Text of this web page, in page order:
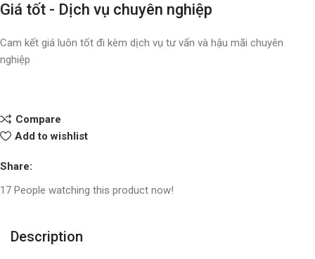
Giá tốt - Dịch vụ chuyên nghiệp
Cam kết giá luôn tốt đi kèm dịch vụ tư vấn và hậu mãi chuyên
nghiệp
Compare
Add to wishlist
Share:
17 People watching this product now!
Description